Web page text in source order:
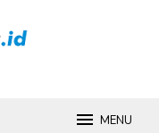
MENU